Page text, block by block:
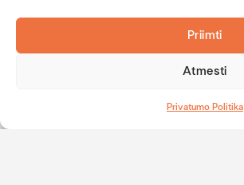
Priimti
Atmesti
Privatumo Politika